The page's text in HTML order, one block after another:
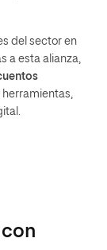
del sector en
a esta alianza,
herramientas,